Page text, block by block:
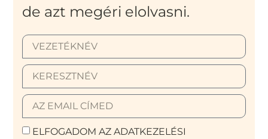
de azt megéri elolvasni.
ELFOGADOM AZ ADATKEZELÉSI